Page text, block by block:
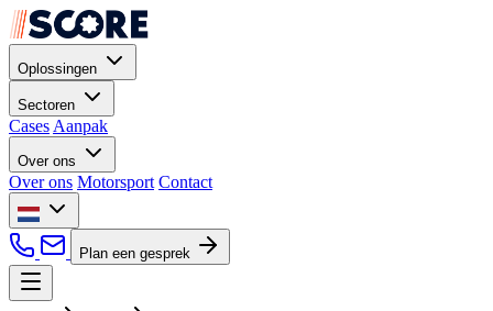
Oplossingen
Sectoren
Cases Aanpak
Over ons
Over ons Motorsport Contact
Plan een gesprek